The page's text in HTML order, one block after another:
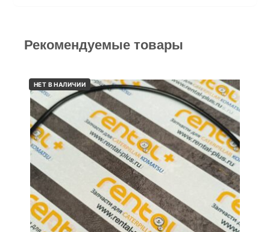
Рекомендуемые товары
НЕТ В НАЛИЧИИ